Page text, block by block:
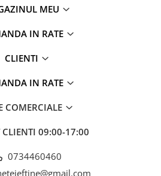
MEU
IN RATE
CLIENTI
IN RATE
COMERCIALE
CLIENTI 09:00-17:00
0734460460